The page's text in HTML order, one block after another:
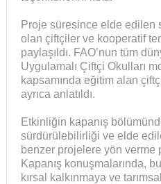
Proje süresince elde edilen
olan çiftçiler ve kooperatif
paylaşıldı. FAO’nun tüm
Uygulamalı Çiftçi Okulları
kapsamında eğitim alan
ayrıca anlatıldı.
Etkinliğin kapanış
sürdürülebilirliği ve elde
benzer projelere yön
Kapanış konuşmalarında,
kırsal kalkınmaya ve